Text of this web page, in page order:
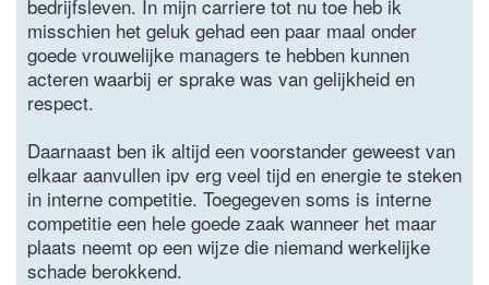
bedrijfsleven. In mijn carriere tot nu toe heb ik
misschien het geluk gehad een paar maal onder
goede vrouwelijke managers te hebben kunnen
acteren waarbij er sprake was van gelijkheid en
respect.
Daarnaast ben ik altijd een voorstander geweest van
elkaar aanvullen ipv erg veel tijd en energie te steken
in interne competitie. Toegegeven soms is interne
competitie een hele goede zaak wanneer het maar
plaats neemt op een wijze die niemand werkelijke
schade berokkend.